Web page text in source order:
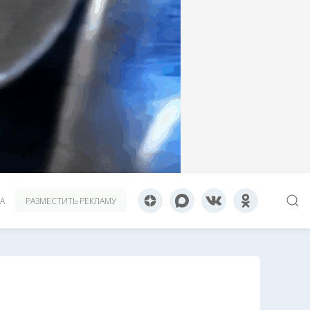
РАЗМЕСТИТЬ РЕКЛАМУ